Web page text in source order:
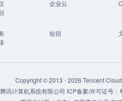
企业云
短信
Copyright © 2013 -2026 Tencent
讯计算机系统有限公司 ICP备案/许可证号：